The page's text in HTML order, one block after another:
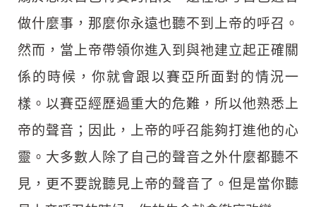
做什麼事，那麼你永遠也聽不到上帝的呼召。
然而，當上帝帶領你進入到與祂建立起正確關
係的時候，你就會跟以賽亞所面對的情況一
樣。以賽亞經歷過重大的危難，所以他熟悉上
帝的聲音；因此，上帝的呼召能夠打進他的心
靈。大多數人除了自己的聲音之外什麼都聽不
見，更不要說聽見上帝的聲音了。但是當你聽